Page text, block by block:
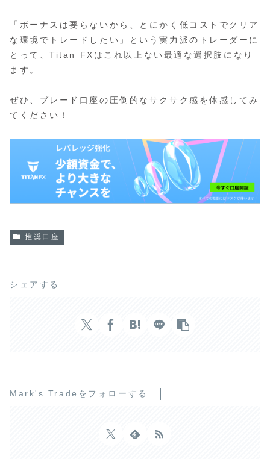
「ボーナスは要らないから、とにかく低コストでクリア
な環境でトレードしたい」という実力派のトレーダーに
とって、Titan FXはこれ以上ない最適な選択肢になり
ます。
ぜひ、ブレード口座の圧倒的なサクサク感を体感してみ
てください！
推奨口座
シェアする
Mark's Tradeをフォローする